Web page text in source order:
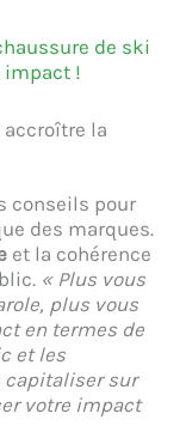
de ski
impact !
accroître la
conseils pour
des marques.
et la cohérence
« Plus vous
plus vous
en termes de
et les
capitaliser sur
votre impact